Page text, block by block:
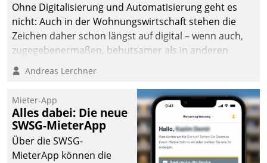
Ohne Digitalisierung und Automatisierung geht es
nicht: Auch in der Wohnungswirtschaft stehen die
Zeichen daher schon längst auf digital – wenn auch,
zugegebenermaßen, behutsamer als in anderen
Branchen.
Andreas Lerchner
Mieter-App
Alles dabei: Die neue
SWSG-MieterApp
Über die SWSG-
MieterApp können die